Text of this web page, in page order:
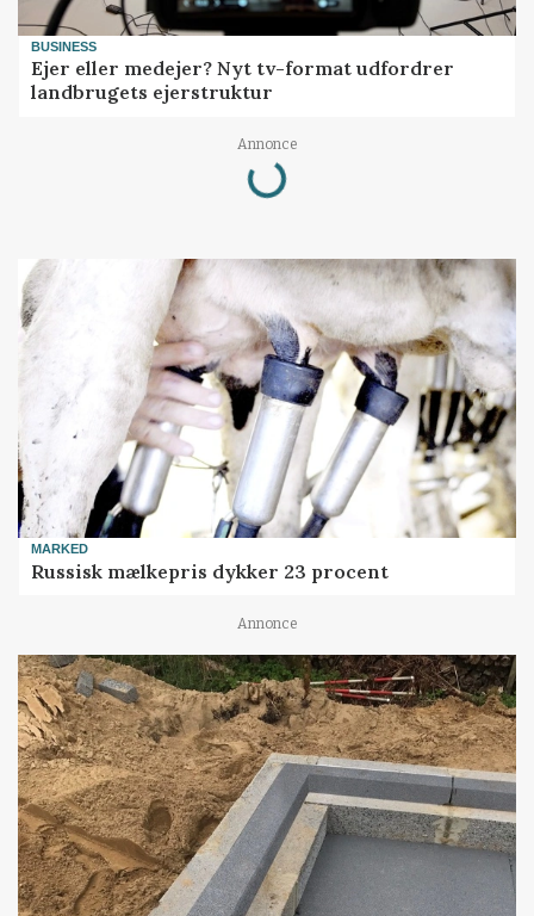
BUSINESS
Ejer eller medejer? Nyt tv-format udfordrer
landbrugets ejerstruktur
Annonce
Loading...
MARKED
Russisk mælkepris dykker 23 procent
Annonce